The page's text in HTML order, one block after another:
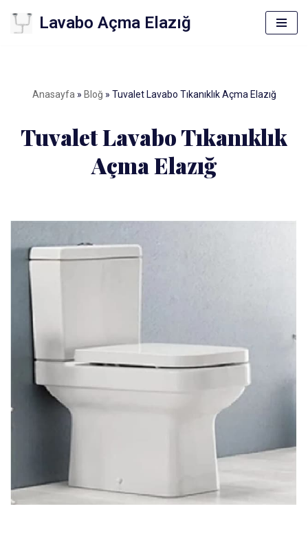
İçeriğe
Lavabo Açma Elazığ
Anasayfa » Bloğ » Tuvalet Lavabo Tıkanıklık Açma Elazığ
Tuvalet Lavabo Tıkanıklık
Açma Elazığ